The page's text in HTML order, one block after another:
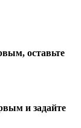
оставьте
и задайте